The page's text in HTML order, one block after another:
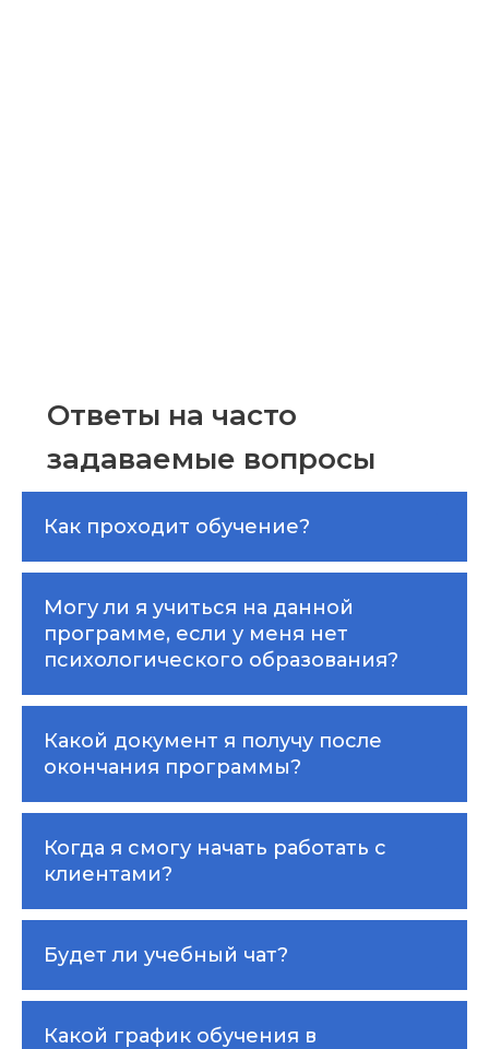
Ответы на часто
задаваемые вопросы
Как проходит обучение?
Могу ли я учиться на данной
программе, если у меня нет
психологического образования?
Какой документ я получу после
окончания программы?
Когда я смогу начать работать с
клиентами?
Будет ли учебный чат?
Какой график обучения в